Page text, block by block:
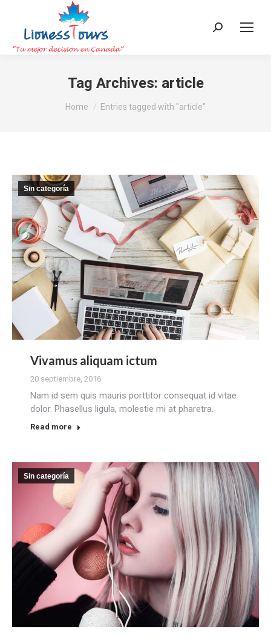
Search:
Tag Archives: article
You are here:
Home Entries tagged with "article"
Sin categoría
Vivamus aliquam ictum
20 septiembre, 2016
Nam id sem quis mauris porttitor consequat id vitae
dolor. Phasellus ligula, molestie mi at pharetra.
Read more
Sin categoría